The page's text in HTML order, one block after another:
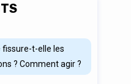
fissure-t-elle les
? Comment agir ?